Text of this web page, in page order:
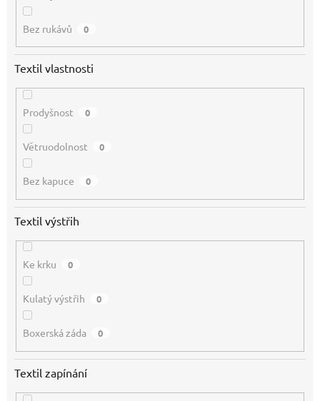
Bez rukávů 0
Textil vlastnosti
Prodyšnost 0
Větruodolnost 0
Bez kapuce 0
Textil výstřih
Ke krku 0
Kulatý výstřih 0
Boxerská záda 0
Textil zapínání